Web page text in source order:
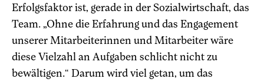
Erfolgsfaktor ist, gerade in der Sozialwirtschaft, das
Team. „Ohne die Erfahrung und das Engagement
unserer Mitarbeiterinnen und Mitarbeiter wäre
diese Vielzahl an Aufgaben schlicht nicht zu
bewältigen.“ Darum wird viel getan, um das